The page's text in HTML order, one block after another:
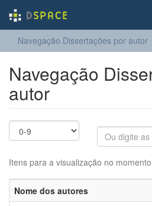
Navegação Dissertações por autor
Navegação
autor
Itens para a visualização no
Nome dos autores